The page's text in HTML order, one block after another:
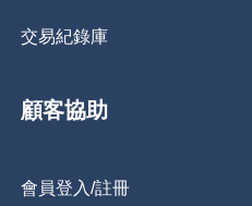
交易紀錄庫
顧客協助
會員登入/註冊